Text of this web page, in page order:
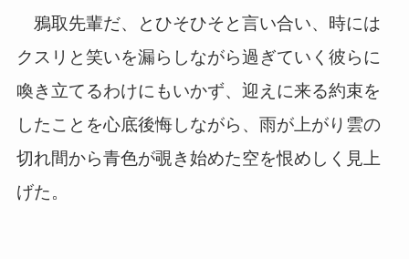
鴉取先輩だ、とひそひそと言い合い、時には
クスリと笑いを漏らしながら過ぎていく彼らに
喚き立てるわけにもいかず、迎えに来る約束を
したことを心底後悔しながら、雨が上がり雲の
切れ間から青色が覗き始めた空を恨めしく見上
げた。